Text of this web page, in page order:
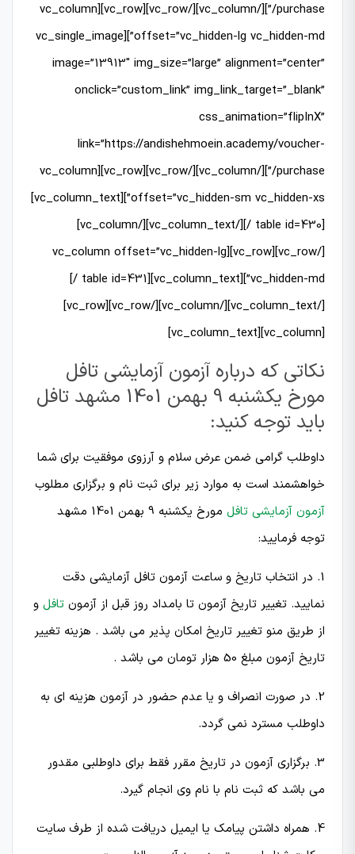
purchase/”][/vc_column][/vc_row][vc_row][vc_column
offset=”vc_hidden-lg vc_hidden-md”][vc_single_image
image=”13913″ img_size=”large” alignment=”center”
onclick=”custom_link” img_link_target=”_blank”
css_animation=”flipInX”
link=”https://andishehmoein.academy/voucher-
purchase/”][/vc_column][/vc_row][vc_row][vc_column
offset=”vc_hidden-sm vc_hidden-xs”][vc_column_text]
[table id=430 /][/vc_column_text][/vc_column]
[/vc_row][vc_row][vc_column offset=”vc_hidden-lg
vc_hidden-md”][vc_column_text][table id=431 /]
[/vc_column_text][/vc_column][/vc_row][vc_row]
[vc_column][vc_column_text]
نکاتی که درباره آزمون آزمایشی تافل
مورخ یکشنبه 9 بهمن 1401 مشهد تافل
باید توجه کنید:
داوطلب گرامی ضمن عرض سلام و آرزوی موفقیت برای شما
خواهشمند است به موارد زیر برای ثبت نام و برگزاری مطلوب
آزمون آزمایشی تافل
مورخ یکشنبه 9 بهمن 1401 مشهد
توجه فرمایید:
1. در انتخاب تاریخ و ساعت آزمون تافل آزمایشی دقت
نمایید. تغییر تاریخ آزمون تا بامداد روز قبل از آزمون تافلو
از طریق منو تغییر تاریخ امکان پذیر می باشد . هزینه تغییر
تاریخ آزمون مبلغ 50 هزار تومان می باشد .
2. در صورت انصراف و یا عدم حضور در آزمون هزینه ای به
داوطلب مسترد نمی گردد.
3. برگزاری آزمون در تاریخ مقرر فقط برای داوطلبی مقدور
می باشد که ثبت نام با نام وی انجام گیرد.
4. همراه داشتن پیامک یا ایمیل دریافت شده از طرف سایت